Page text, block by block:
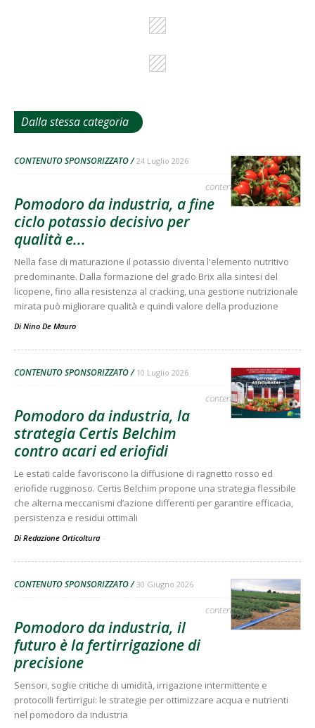
Dalla stessa categoria
CONTENUTO SPONSORIZZATO 24 Luglio 2026
contenuto sponsorizzato
Pomodoro da industria, a fine
ciclo potassio decisivo per
qualità e...
Nella fase di maturazione il potassio diventa l'elemento nutritivo
predominante. Dalla formazione del grado Brix alla sintesi del
licopene, fino alla resistenza al cracking, una gestione nutrizionale
mirata può migliorare qualità e quindi valore della produzione
Di Nino De Mauro
CONTENUTO SPONSORIZZATO 10 Luglio 2026
contenuto sponsorizzato
Pomodoro da industria, la
strategia Certis Belchim
contro acari ed eriofidi
Le estati calde favoriscono la diffusione di ragnetto rosso ed
eriofide rugginoso. Certis Belchim propone una strategia flessibile
che alterna meccanismi d’azione differenti per garantire efficacia,
persistenza e residui ottimali
Di Redazione Orticoltura -
CONTENUTO SPONSORIZZATO 30 Giugno 2026
contenuto sponsorizzato
Pomodoro da industria, il
futuro è la fertirrigazione di
precisione
Sensori, soglie critiche di umidità, irrigazione intermittente e
protocolli fertirrigui: le strategie per ottimizzare acqua e nutrienti
nel pomodoro da industria